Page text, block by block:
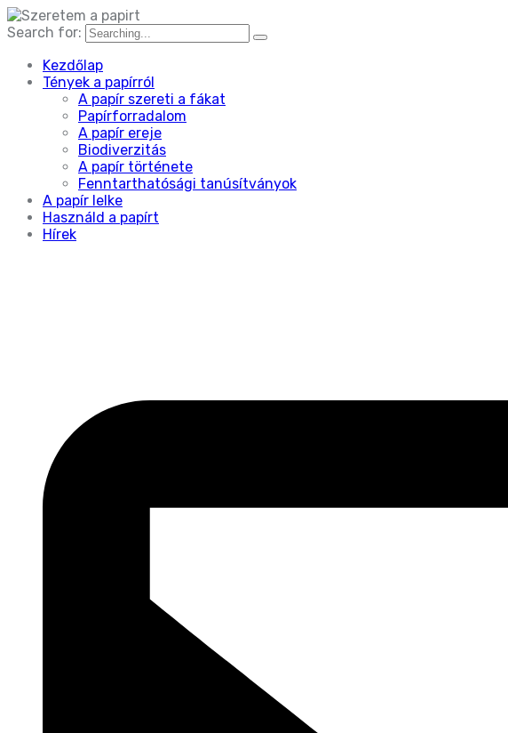
Search for:
Kezdőlap
Tények a papírról
A papír szereti a fákat
Papírforradalom
A papír ereje
Biodiverzitás
A papír története
Fenntarthatósági tanúsítványok
A papír lelke
Használd a papírt
Hírek